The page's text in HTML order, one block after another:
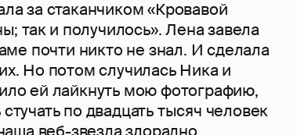
за стаканчиком «Кровавой
так и получилось». Лена завела
почти никто не знал. И сделала
Но потом случилась Ника и
ей лайкнуть мою фотографию,
по двадцать тысяч человек
веб-звезда злорадно